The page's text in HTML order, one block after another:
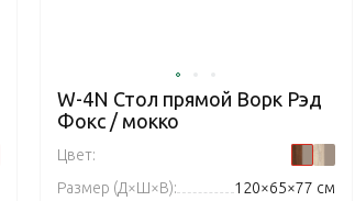
W-4N Стол прямой Ворк Рэд
Фокс / мокко
Цвет:
Размер (Д×Ш×В):
120×65×77 см